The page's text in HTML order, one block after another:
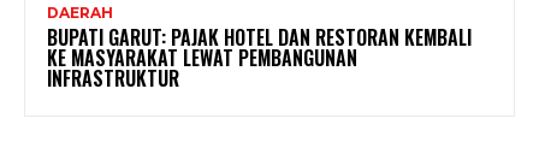
DAERAH
BUPATI GARUT: PAJAK HOTEL DAN RESTORAN KEMBALI
KE MASYARAKAT LEWAT PEMBANGUNAN
INFRASTRUKTUR